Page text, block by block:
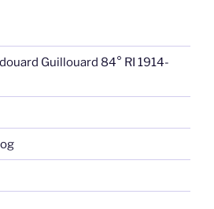
Guillouard 84° RI 1914-